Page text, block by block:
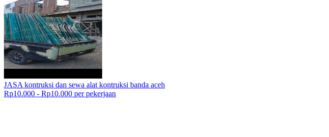
JASA kontruksi dan sewa alat kontruksi banda aceh
Rp10.000 - Rp10.000 per pekerjaan